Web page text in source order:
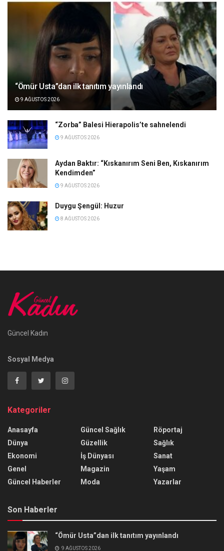
“Ömür Usta”dan ilk tanıtım yayınlandı
9 AĞUSTOS 2026
“Zorba” Balesi Hierapolis’te sahnelendi
9 AĞUSTOS 2026
Aydan Baktır: “Kıskanırım Seni Ben, Kıskanırım
Kendimden”
9 AĞUSTOS 2026
Duygu Şengül: Huzur
8 AĞUSTOS 2026
Güncel Kadın
Sosyal Medya
Kategoriler
Anasayfa
Dünya
Ekonomi
Genel
Güncel Haberler
Güncel Sağlık
Güzellik
İş Dünyası
Magazin
Moda
Röportaj
Sağlık
Sanat
Yaşam
Yazarlar
Son Haberler
“Ömür Usta”dan ilk tanıtım yayınlandı
9 AĞUSTOS 2026